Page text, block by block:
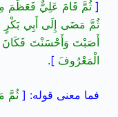
[ثُمَّ قَامَ عَلِيٌّ فَعَظَّمَ
ثُمَّ مَضَى إِلَى أَبِي بَكْرٍ
أَصَبْتَ وَأَحْسَنْتَ فَكَانَ
الْمَعْرُوفَ ].
فما معنى قوله: [ثُمَّ